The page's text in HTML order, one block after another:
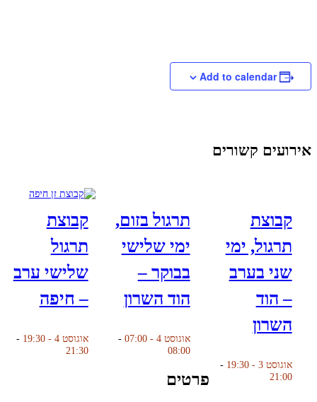
Add to calendar
אירועים קשורים
קבוצת
תרגול, ימי
שני בערב
– הוד
השרון
אוגוסט 3 - 19:30
-
21:00
תרגול בזום,
ימי שלישי
בבוקר –
הוד השרון
אוגוסט 4 - 07:00
-
08:00
קבוצת
תרגול
שלישי ערב
– חיפה
אוגוסט 4 - 19:30
-
21:30
פרטים